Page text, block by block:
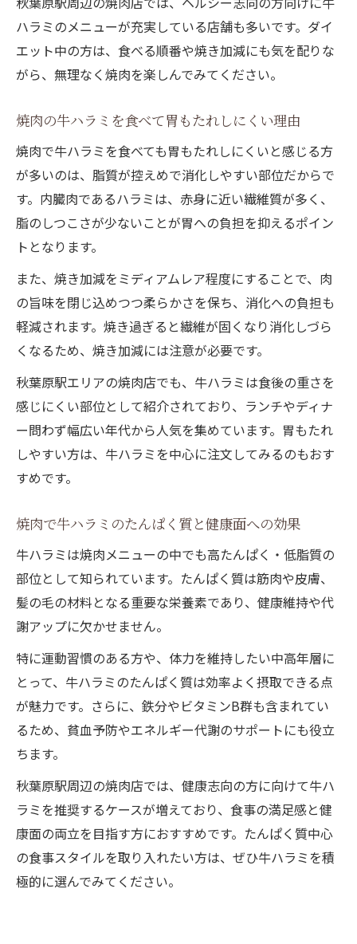
ハラミのメニューが充実している店舗も多いです。ダイ
エット中の方は、食べる順番や焼き加減にも気を配りな
がら、無理なく焼肉を楽しんでみてください。
焼肉の牛ハラミを食べて胃もたれしにくい理由
焼肉で牛ハラミを食べても胃もたれしにくいと感じる方
が多いのは、脂質が控えめで消化しやすい部位だからで
す。内臓肉であるハラミは、赤身に近い繊維質が多く、
脂のしつこさが少ないことが胃への負担を抑えるポイン
トとなります。
また、焼き加減をミディアムレア程度にすることで、肉
の旨味を閉じ込めつつ柔らかさを保ち、消化への負担も
軽減されます。焼き過ぎると繊維が固くなり消化しづら
くなるため、焼き加減には注意が必要です。
秋葉原駅エリアの焼肉店でも、牛ハラミは食後の重さを
感じにくい部位として紹介されており、ランチやディナ
ー問わず幅広い年代から人気を集めています。胃もたれ
しやすい方は、牛ハラミを中心に注文してみるのもおす
すめです。
焼肉で牛ハラミのたんぱく質と健康面への効果
牛ハラミは焼肉メニューの中でも高たんぱく・低脂質の
部位として知られています。たんぱく質は筋肉や皮膚、
髪の毛の材料となる重要な栄養素であり、健康維持や代
謝アップに欠かせません。
特に運動習慣のある方や、体力を維持したい中高年層に
とって、牛ハラミのたんぱく質は効率よく摂取できる点
が魅力です。さらに、鉄分やビタミンB群も含まれてい
るため、貧血予防やエネルギー代謝のサポートにも役立
ちます。
秋葉原駅周辺の焼肉店では、健康志向の方に向けて牛ハ
ラミを推奨するケースが増えており、食事の満足感と健
康面の両立を目指す方におすすめです。たんぱく質中心
の食事スタイルを取り入れたい方は、ぜひ牛ハラミを積
極的に選んでみてください。